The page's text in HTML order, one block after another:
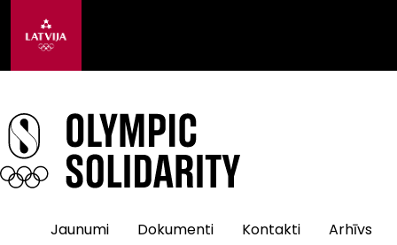
Jaunumi Dokumenti Kontakti Arhīvs